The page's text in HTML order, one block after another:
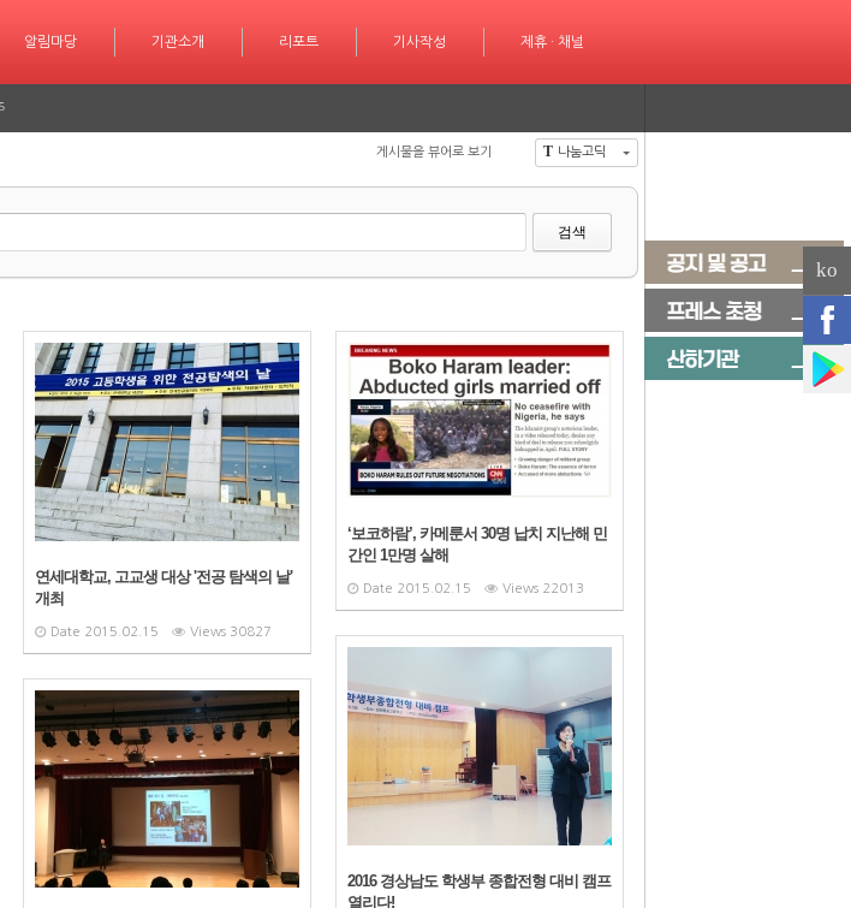
알림마당 기관소개
기관소개 리포트
리포트 기사작성
기사작성 제휴 · 채널
제휴 · 채널
T 나눔고딕
게시물을 뷰어로 보기
검색
연세대학교, 고교생 대상 '전공 탐색의 날'
개최
Date 2015.02.15 Views 30827
‘보코하람’, 카메룬서 30명 납치 지난해 민
간인 1만명 살해
Date 2015.02.15 Views 22013
2016 경상남도 학생부 종합전형 대비 캠프
열리다!
ko